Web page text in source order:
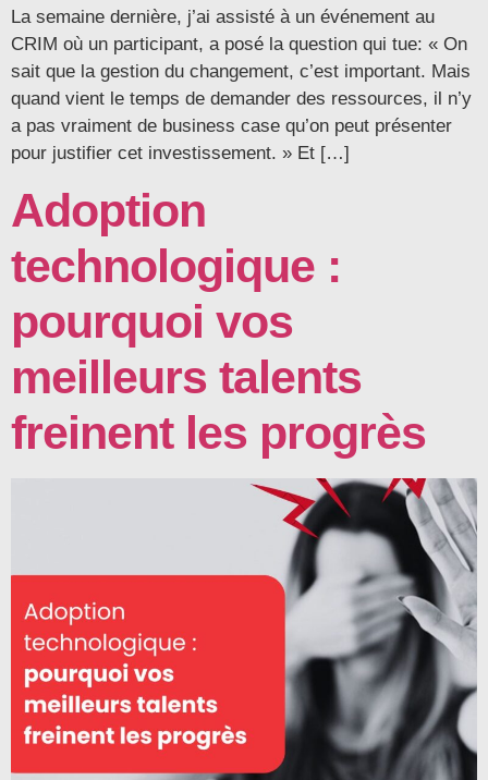
La semaine dernière, j’ai assisté à un événement au
CRIM où un participant, a posé la question qui tue: « On
sait que la gestion du changement, c’est important. Mais
quand vient le temps de demander des ressources, il n’y
a pas vraiment de business case qu’on peut présenter
pour justifier cet investissement. » Et […]
Adoption
technologique :
pourquoi vos
meilleurs talents
freinent les progrès